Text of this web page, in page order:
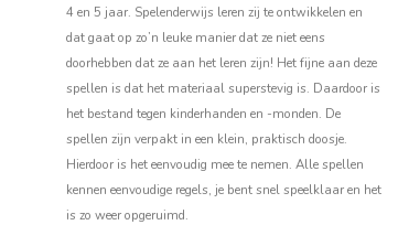
4 en 5 jaar. Spelenderwijs leren zij te ontwikkelen en
dat gaat op zo’n leuke manier dat ze niet eens
doorhebben dat ze aan het leren zijn! Het fijne aan deze
spellen is dat het materiaal superstevig is. Daardoor is
het bestand tegen kinderhanden en -monden. De
spellen zijn verpakt in een klein, praktisch doosje.
Hierdoor is het eenvoudig mee te nemen. Alle spellen
kennen eenvoudige regels, je bent snel speelklaar en het
is zo weer opgeruimd.